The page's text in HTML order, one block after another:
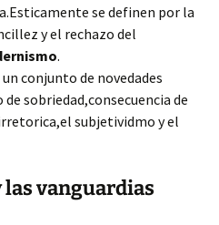
se definen por la
y el rechazo del
.
conjunto de novedades
sobriedad,consecuencia de
subjetividmo y el
vanguardias